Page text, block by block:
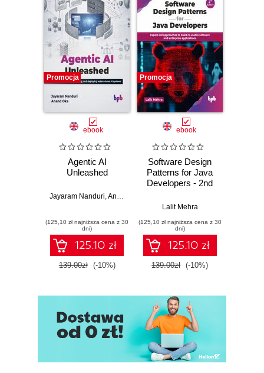
Promocja
ebook
Agentic AI
Unleashed
Jayaram Nanduri Anand Oka
(125,10 zł najniższa cena z 30
dni)
125.10 zł
139.00zł (-10%)
Promocja
ebook
Software Design
Patterns for Java
Developers - 2nd
Lalit Mehra
(125,10 zł najniższa cena z 30
dni)
125.10 zł
139.00zł (-10%)